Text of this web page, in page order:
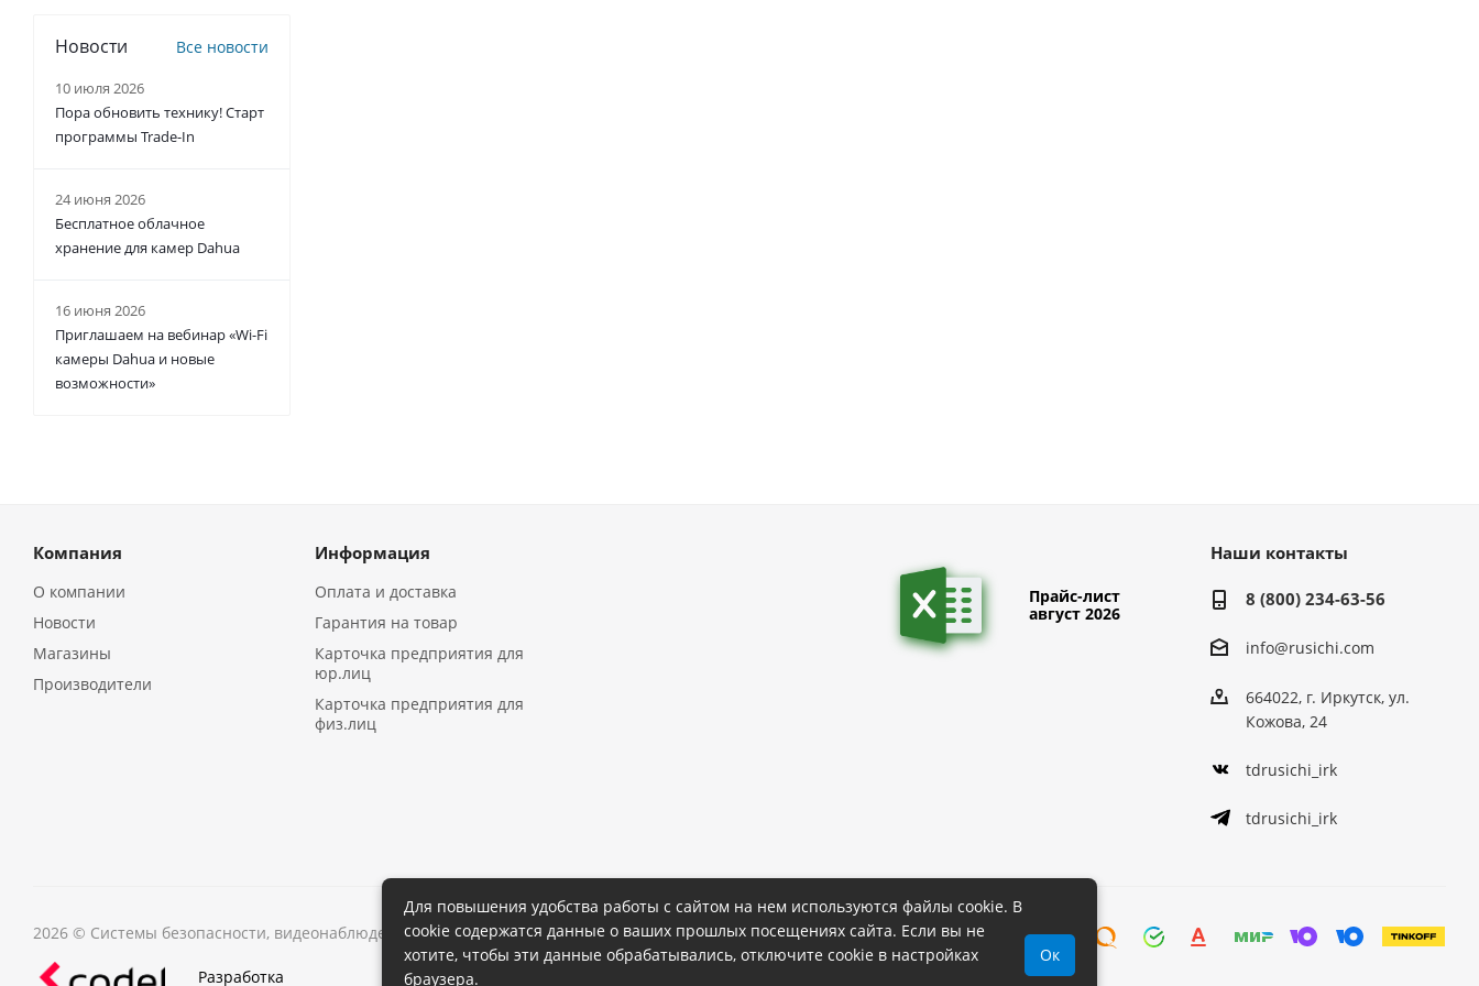
Новости Все новости
10 июля 2026
Пора обновить технику! Старт
программы Trade-In
24 июня 2026
Бесплатное облачное
хранение для камер Dahua
16 июня 2026
Приглашаем на вебинар «Wi-Fi
камеры Dahua и новые
возможности»
Компания
О компании
Новости
Магазины
Производители
Информация
Оплата и доставка
Гарантия на товар
Карточка предприятия для
юр.лиц
Карточка предприятия для
физ.лиц
Прайс-лист
август 2026
Наши контакты
8 (800) 234-63-56
info@rusichi.com
664022, г. Иркутск, ул.
Кожова, 24
tdrusichi_irk
tdrusichi_irk
2026 © Системы безопасности, видеонаблюдения в ИркутскеПолитика конфиденциальности
Разработка
Для повышения удобства работы с сайтом на нем используются файлы cookie. В
cookie содержатся данные о ваших прошлых посещениях сайта. Если вы не
хотите, чтобы эти данные обрабатывались, отключите cookie в настройках
браузера.
Ок